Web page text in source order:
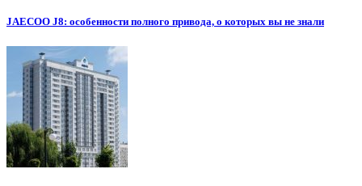
JAECOO J8: особенности полного привода, о которых вы не знали